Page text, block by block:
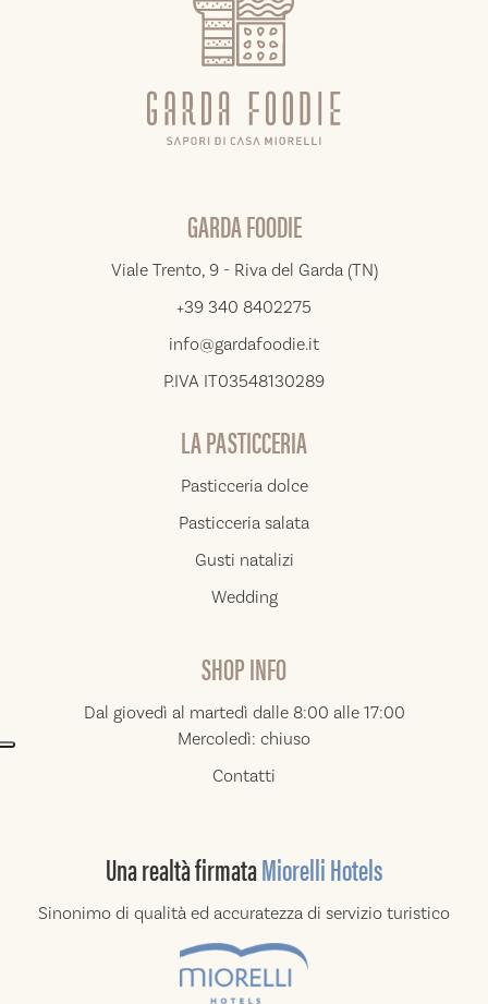
GARDA FOODIE
Viale Trento, 9 - Riva del Garda (TN)
+39 340 8402275
info@gardafoodie.it
P.IVA IT03548130289
LA PASTICCERIA
Pasticceria dolce
Pasticceria salata
Gusti natalizi
Wedding
SHOP INFO
Dal giovedì al martedì dalle 8:00 alle 17:00
Mercoledì: chiuso
Contatti
Una realtàfirmataMiorelli Hotels
Sinonimo di qualità ed accuratezza di servizio turistico